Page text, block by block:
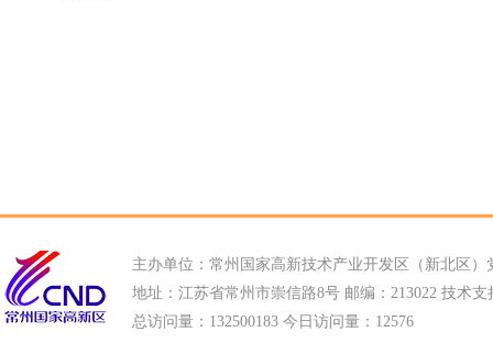
主办单位：常州国家高新技术产业开发区（新北区）
地址：江苏省常州市崇信路8号 邮编：213022 技术支
总访问量： 132500183 今日访问量： 12576